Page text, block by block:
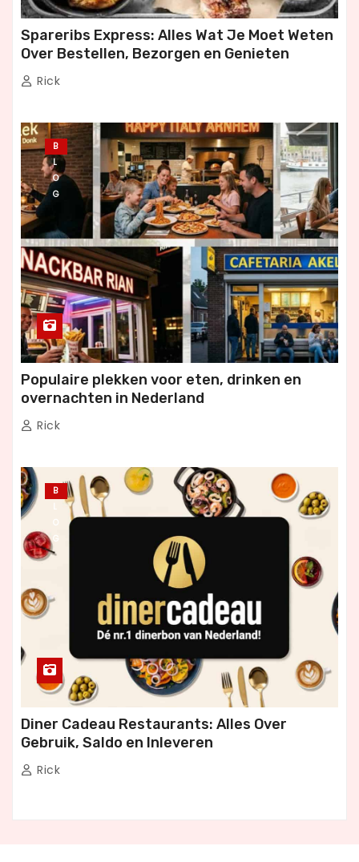
Spareribs Express: Alles Wat Je Moet Weten
Over Bestellen, Bezorgen en Genieten
Rick
B
L
O
G
Populaire plekken voor eten, drinken en
overnachten in Nederland
Rick
B
L
O
G
Diner Cadeau Restaurants: Alles Over
Gebruik, Saldo en Inleveren
Rick